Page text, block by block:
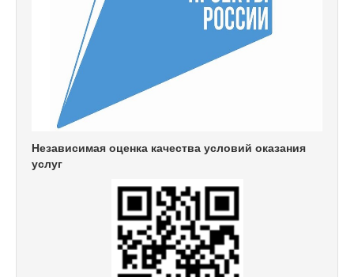
Независимая оценка качества условий оказания
услуг